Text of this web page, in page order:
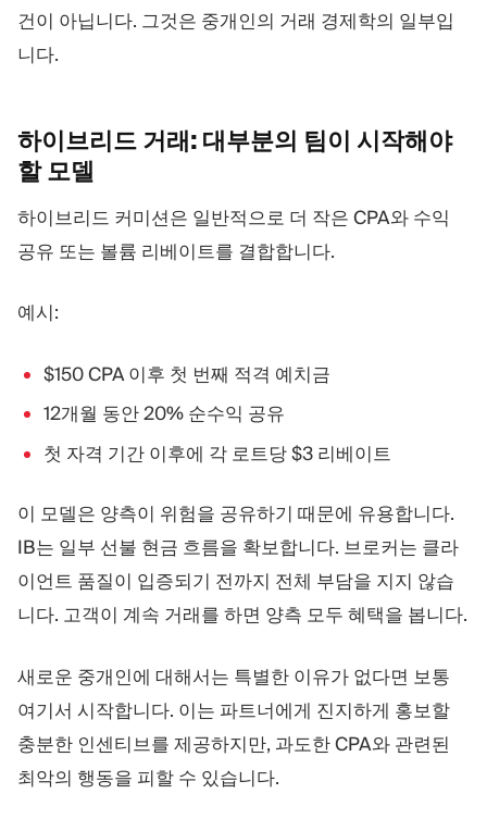
건이 아닙니다. 그것은 중개인의 거래 경제학의 일부입
니다.
하이브리드 거래: 대부분의 팀이 시작해야
할모델
하이브리드 커미션은 일반적으로 더 작은 CPA와 수익
공유 또는 볼륨 리베이트를 결합합니다.
예시:
$150 CPA 이후 첫 번째 적격 예치금
12개월 동안 20% 순수익 공유
첫 자격 기간 이후에 각 로트당 $3 리베이트
이 모델은 양측이 위험을 공유하기 때문에 유용합니다.
IB는 일부 선불 현금 흐름을 확보합니다. 브로커는 클라
이언트 품질이 입증되기 전까지 전체 부담을 지지 않습
니다. 고객이 계속 거래를 하면 양측 모두 혜택을 봅니다.
새로운 중개인에 대해서는 특별한 이유가 없다면 보통
여기서 시작합니다. 이는 파트너에게 진지하게 홍보할
충분한 인센티브를 제공하지만, 과도한 CPA와 관련된
최악의 행동을 피할 수 있습니다.